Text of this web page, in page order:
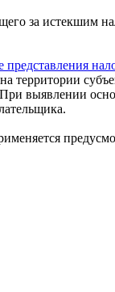
за истекшим
представления
территории
выявлении